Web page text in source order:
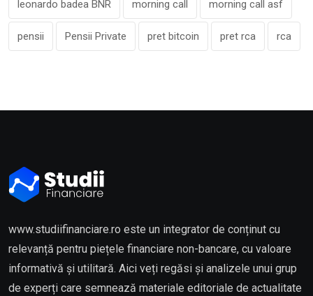
leonardo badea BNR morning call morning call asf
pensii Pensii Private pret bitcoin pret rca rca
www.studiifinanciare.ro este un integrator de conținut cu
relevanță pentru piețele financiare non-bancare, cu valoare
informativă și utilitară. Aici veți regăsi și analizele unui grup
de experți care semnează materiale editoriale de actualitate